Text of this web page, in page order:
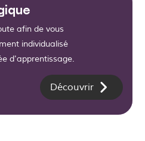
afin de vous
individualisé
d'apprentissage.
Découvrir